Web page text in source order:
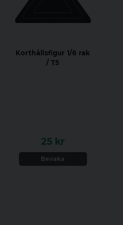
Korthållsfigur 1/6 rak
/ T5
25 kr
Bevaka